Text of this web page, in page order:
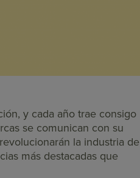
y cada año trae consigo
se comunican con su
la industria de
más destacadas que